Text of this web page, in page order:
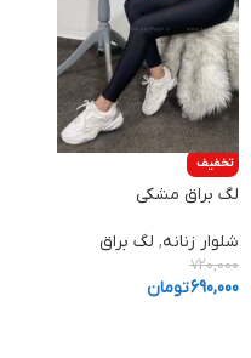
تخفیف
لگ براق مشکی
شلوار زنانه, لگ براق
720,000
690,000تومان